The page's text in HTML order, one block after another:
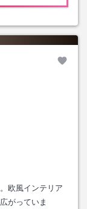
欧風インテリア
がっていま